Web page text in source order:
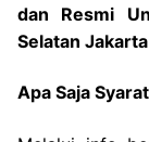
dan Resmi
Selatan
Apa Saja